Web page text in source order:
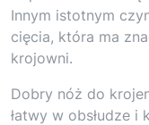
Innym istotnym
cięcia, która ma
krojowni.
Dobry nóż do
łatwy w obsłudze i